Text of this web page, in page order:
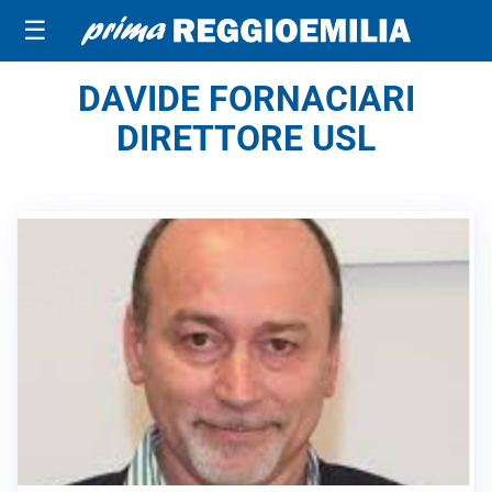
☰
DAVIDE FORNACIARI
DIRETTORE USL